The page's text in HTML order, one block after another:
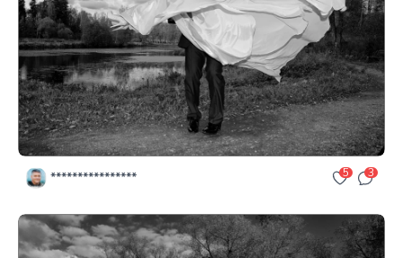
**************** 5 3